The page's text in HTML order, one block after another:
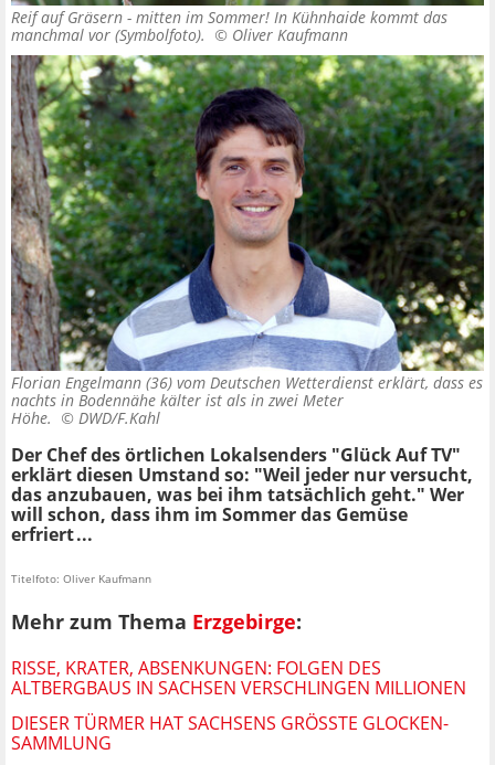
Reif auf Gräsern - mitten im Sommer! In Kühnhaide kommt das
manchmal vor (Symbolfoto). © Oliver Kaufmann
Florian Engelmann (36) vom Deutschen Wetterdienst erklärt, dass es
nachts in Bodennähe kälter ist als in zwei Meter
Höhe. © DWD/F.Kahl
Der Chef des örtlichen Lokalsenders "Glück Auf TV"
erklärt diesen Umstand so: "Weil jeder nur versucht,
das anzubauen, was bei ihm tatsächlich geht." Wer
will schon, dass ihm im Sommer das Gemüse
erfriert ...
Titelfoto: Oliver Kaufmann
Mehr zum Thema Erzgebirge:
RISSE, KRATER, ABSENKUNGEN: FOLGEN DES
ALTBERGBAUS IN SACHSEN VERSCHLINGEN MILLIONEN
DIESER TÜRMER HAT SACHSENS GRÖSSTE GLOCKEN-S
AMMLUNG